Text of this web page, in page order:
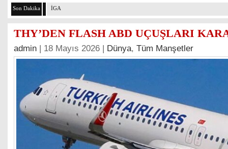
Son Dakika İGA’DA 4. PİST İÇİN GERİ SAYIM BAŞLADI
THY’DEN FLASH ABD UÇUŞLARI
admin | 18 Mayıs 2026 | Dünya, Tüm Manşetler